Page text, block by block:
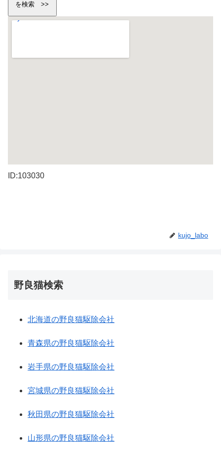
ID:103030
kujo_labo
野良猫検索
北海道の野良猫駆除会社
青森県の野良猫駆除会社
岩手県の野良猫駆除会社
宮城県の野良猫駆除会社
秋田県の野良猫駆除会社
山形県の野良猫駆除会社